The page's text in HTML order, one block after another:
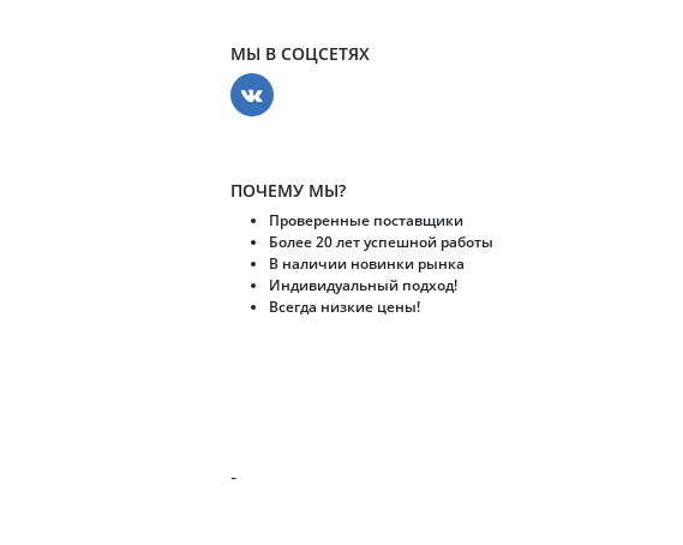
МЫ В СОЦСЕТЯХ
ПОЧЕМУ МЫ?
Проверенные поставщики
Более 20 лет успешной работы
В наличии новинки рынка
Индивидуальный подход!
Всегда низкие цены!
-